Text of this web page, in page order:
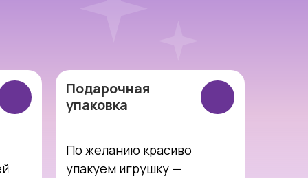
Подарочная
упаковка
По желанию красиво
упакуем игрушку —